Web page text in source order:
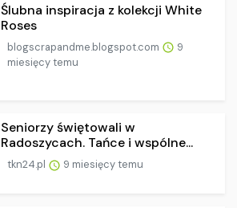
Ślubna inspiracja z kolekcji White
Roses
blogscrapandme.blogspot.com
9
miesięcy temu
Seniorzy świętowali w
Radoszycach. Tańce i wspólne...
tkn24.pl 9 miesięcy temu